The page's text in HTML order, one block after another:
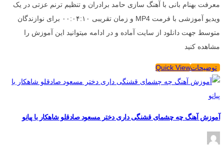
معرفت بهنام بانی با آهنگ سازی حامد برادران و تنظیم ترنم عزتی در یک
ویدیو آموزشی با فرمت MP4 و زمان تقریبی ۰۰:۰۴:۱۰ برای نوازندگان
متوسط جهت دانلود از سایت آماده و در ادامه میتوانید این آموزش را
مشاهده کنید
توضیحاتQuick View
آموزش آهنگ چه چشمای قشنگی داری دختر مسعود صادقلو شاهکار با پیانو